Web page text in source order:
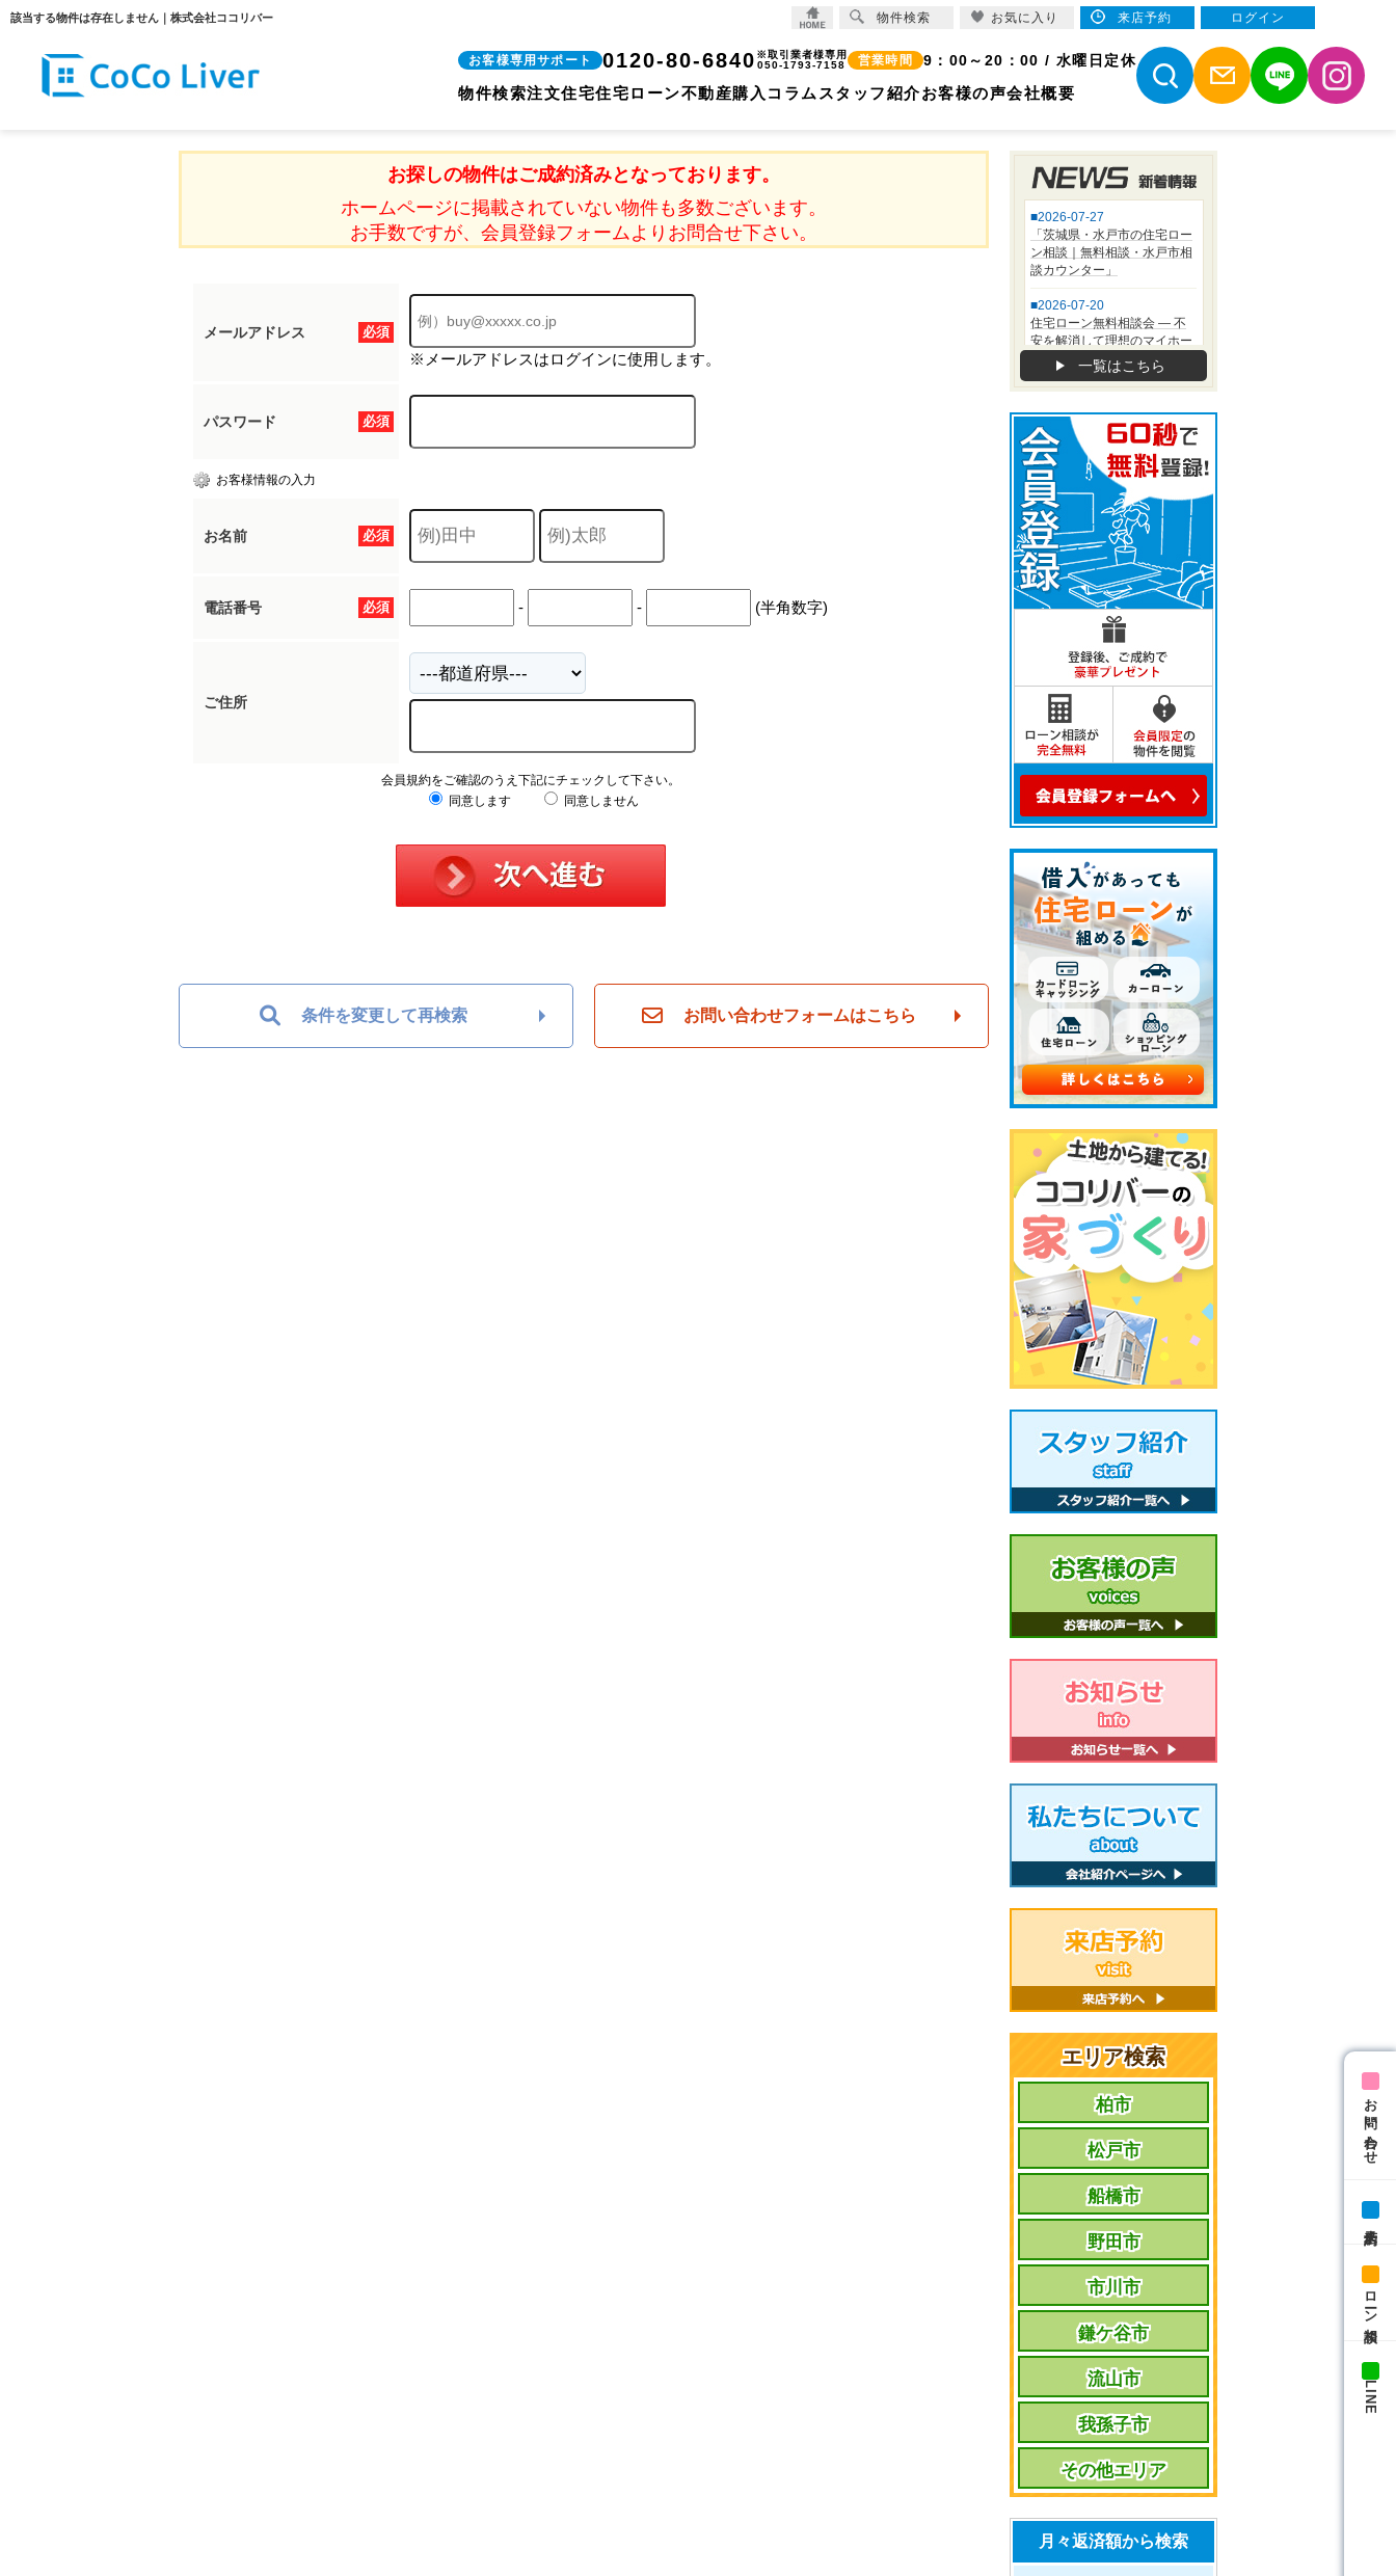
該当する物件は存在しません｜株式会社ココリバー
お客様専用サポート 0120-80-6840 ※取引業者様専用
050-1793-7158
営業時間 9：00～20：00 / 水曜日定休
物件検索注文住宅住宅ローン不動産購入コラム スタッフ紹介お客様の声会社概要
お問い合わせ
ローン相談
LINE
お探しの物件はご成約済みとなっております。
ホームページに掲載されていない物件も多数ございます。
お手数ですが、会員登録フォームよりお問合せ下さい。
必須
メールアドレス
※メールアドレスはログインに使用します。
必須
パスワード
お客様情報の入力
必須
お名前
必須
電話番号 - - (半角数字)
ご住所
会員規約をご確認のうえ下記にチェックして下さい。
同意します
同意しません
条件を変更して再検索 お問い合わせフォームはこちら
一覧はこちら
エリア検索
柏市
松戸市
船橋市
野田市
市川市
鎌ケ谷市
流山市
我孫子市
その他エリア
月々返済額から検索
物件検索 お気に入り 来店予約 ログイン